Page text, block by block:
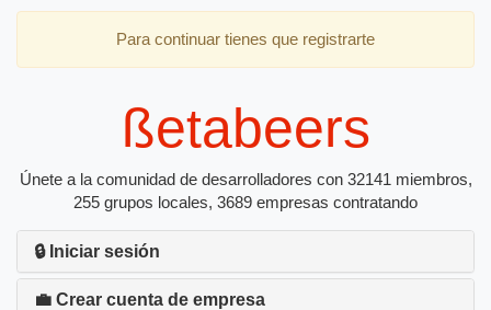
Para continuar tienes que registrarte
ßetabeers
Únete a la comunidad de desarrolladores con 32141 miembros,
255 grupos locales, 3689 empresas contratando
🔒 Iniciar sesión
💼 Crear cuenta de empresa